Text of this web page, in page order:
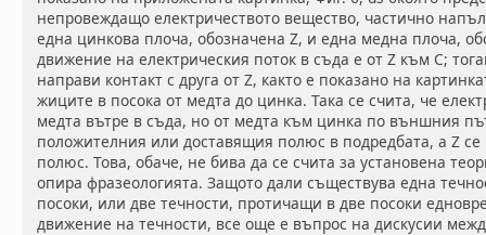
непровеждащо електричеството вещество, частично
една цинкова плоча, обозначена Z, и една медна плоча,
движение на електрическия поток в съда е от Z към С;
направи контакт с друга от Z, както е показано на
жиците в посока от медта до цинка. Така се счита, че
медта вътре в съда, но от медта към цинка по външния
положителния или доставящия полюс в подредбата, а Z
полюс. Това, обаче, не бива да се счита за установена
опира фразеологията. Защото дали съществува една
посоки, или две течности, протичащи в две посоки
движение на течности, все още е въпрос на дискусии